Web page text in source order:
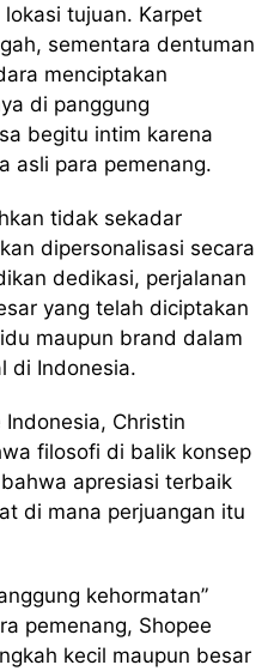
tujuan. Karpet
sementara dentuman
menciptakan
di panggung
begitu intim karena
asli para pemenang.
tidak sekadar
dipersonalisasi secara
dedikasi, perjalanan
yang telah diciptakan
maupun brand dalam
di Indonesia.
Christin
filosofi di balik konsep
apresiasi terbaik
di mana perjuangan itu
kehormatan”
pemenang, Shopee
kecil maupun besar